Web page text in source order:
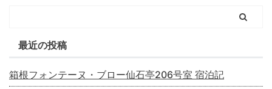
最近の投稿
箱根フォンテーヌ・ブロー仙石亭206号室 宿泊記